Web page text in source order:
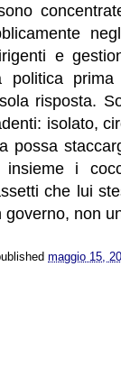
e
politica
risposta.
isolato,
possa
i
che lui
non
maggio 15,